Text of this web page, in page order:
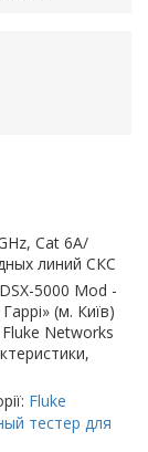
Cat 6A/
линий СКС
5000 Mod -
(м. Київ)
Fluke Networks
Fluke
тестер для